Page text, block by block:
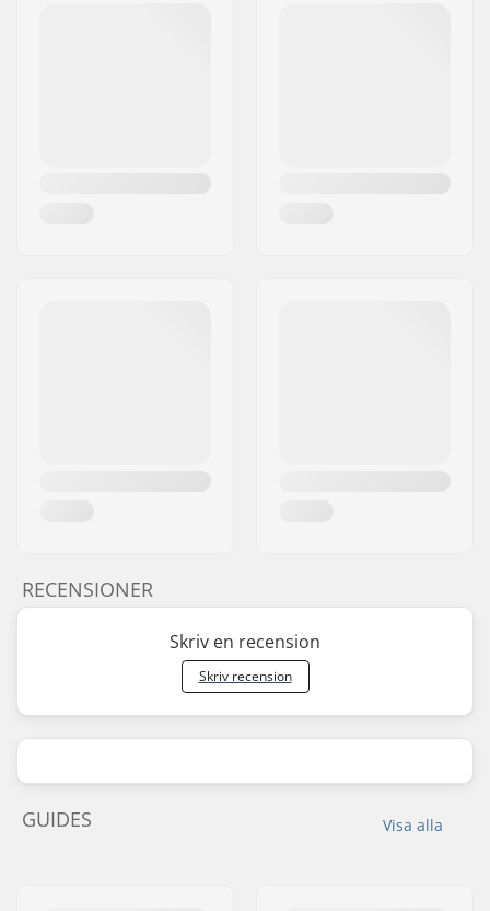
RECENSIONER
Skriv en recension
Skriv recension
Visa alla
GUIDES